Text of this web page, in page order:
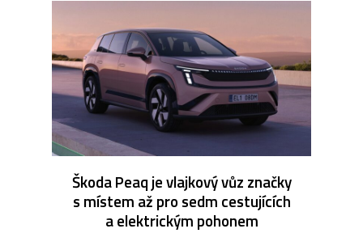
Škoda Peaq je vlajkový vůz značky
s místem až pro sedm cestujících
a elektrickým pohonem